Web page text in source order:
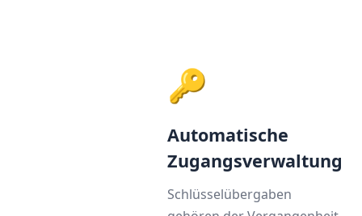
🔑
Automatische
Zugangsverwaltung
Schlüsselübergaben